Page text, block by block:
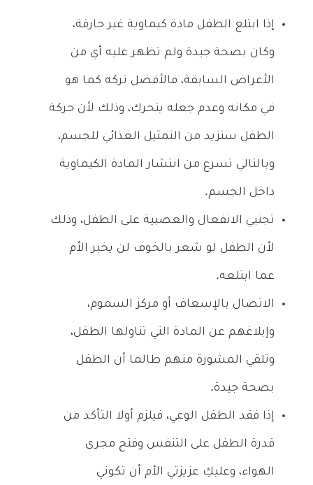
إذا ابتلع الطفل مادة كيماوية غير حارقة،
وكان بصحة جيدة ولم تظهر عليه أي من
الأعراض السابقة، فالأفضل تركه كما هو
في مكانه وعدم جعله يتحرك، وذلك لأن حركة
الطفل ستزيد من التمثيل الغذائي للجسم،
وبالتالي تسرع من انتشار المادة الكيماوية
داخل الجسم.
تجنبي الانفعال والعصبية على الطفل، وذلك
لأن الطفل لو شعر بالخوف لن يخبر الأم
عما ابتلعه.
الاتصال بالإسعاف أو مركز السموم،
وإبلاغهم عن المادة التي تناولها الطفل،
وتلقي المشورة منهم طالما أن الطفل
بصحة جيدة.
إذا فقد الطفل الوعي، فيلزم أولا التأكد من
قدرة الطفل على التنفس وفتح مجرى
الهواء، وعليكِ عزيزتي الأم أن تكوني